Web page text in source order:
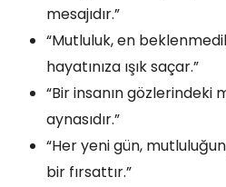
mesajıdır.”
“Mutluluk, en
hayatınıza ışık saçar.”
“Bir insanın gözlerindeki
aynasıdır.”
“Her yeni gün,
bir fırsattır.”